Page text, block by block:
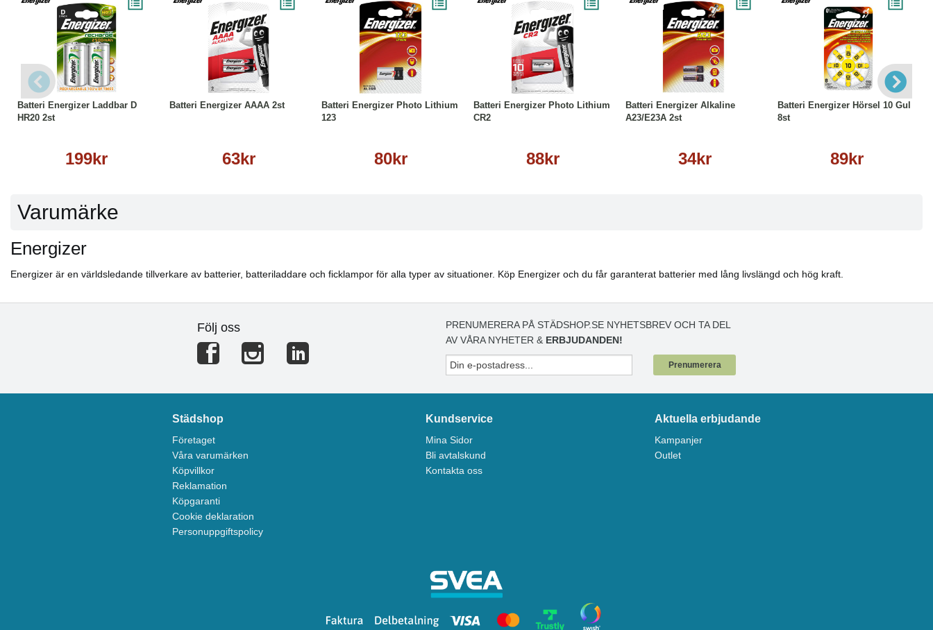
Batteri Energizer Laddbar D
HR20 2st
199kr
Köp Läs mer
Batteri Energizer AAAA 2st
63kr
Köp Läs mer
Batteri Energizer Photo Lithium
123
80kr
Köp Läs mer
Batteri Energizer Photo Lithium
CR2
88kr
Köp Läs mer
Batteri Energizer Alkaline
A23/E23A 2st
34kr
Köp Läs mer
Batteri Energizer Hörsel 10 Gul
8st
89kr
Läs mer
Varumärke
Energizer
Energizer är en världsledande tillverkare av batterier, batteriladdare och ficklampor för alla typer av situationer. Köp Energizer och du får garanterat batterier med lång livslängd och hög kraft.
Följ oss
PRENUMERERA PÅ STÄDSHOP.SE NYHETSBREV OCH TA DEL
AV VÅRA NYHETER & ERBJUDANDEN!
Prenumerera
Städshop
Företaget
Våra varumärken
Köpvillkor
Reklamation
Köpgaranti
Cookie deklaration
Personuppgiftspolicy
Kundservice
Mina Sidor
Bli avtalskund
Kontakta oss
Aktuella erbjudande
Kampanjer
Outlet